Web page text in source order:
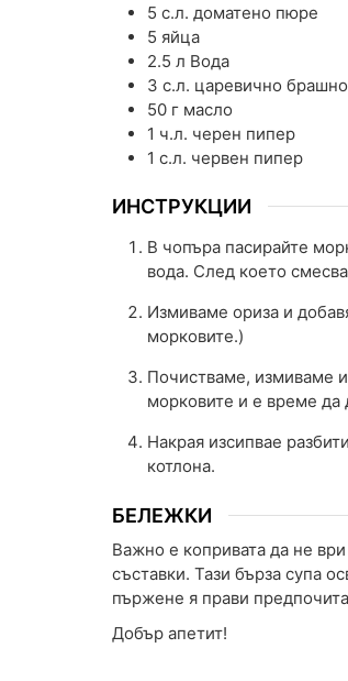
5 с.л. доматено пюре
5 яйца
2.5 л Вода
3 с.л. царевично брашно
50 г масло
1 ч.л. черен пипер
1 с.л. червен пипер
ИНСТРУКЦИИ
В чопъра пасирайте
вода. След което
Измиваме ориза и
морковите.)
Почистваме, измиваме
морковите и е време да
Накрая изсипвае
котлона.
БЕЛЕЖКИ
Важно е копривата да не
съставки. Тази бърза супа
пържене я прави
Добър апетит!